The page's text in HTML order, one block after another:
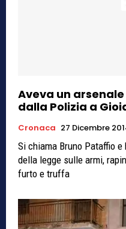
Aveva un
dalla Polizia a
Cronaca 27 Dicembre
Si chiama Bruno Pataffio
della legge sulle armi,
furto e truffa